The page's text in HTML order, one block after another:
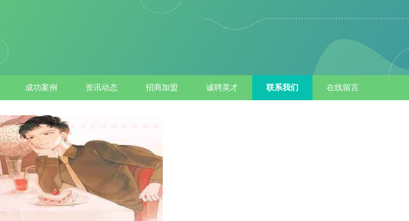
成功案例 资讯动态 招商加盟 诚聘英才 联系我们 在线留言